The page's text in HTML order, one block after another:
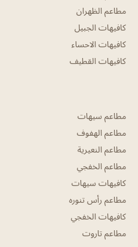
مطاعم الظهران
كافيهات الجبيل
كافيهات الاحساء
كافيهات القطيف
مطاعم سيهات
مطاعم الهفوف
مطاعم النعيرية
مطاعم الخفجي
كافيهات سيهات
مطاعم رأس تنوره
كافيهات الخفجي
مطاعم تاروت